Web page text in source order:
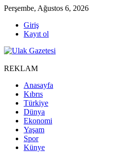
Perşembe, Ağustos 6, 2026
Giriş
Kayıt ol
REKLAM
Anasayfa
Kıbrıs
Türkiye
Dünya
Ekonomi
Yaşam
Spor
Künye